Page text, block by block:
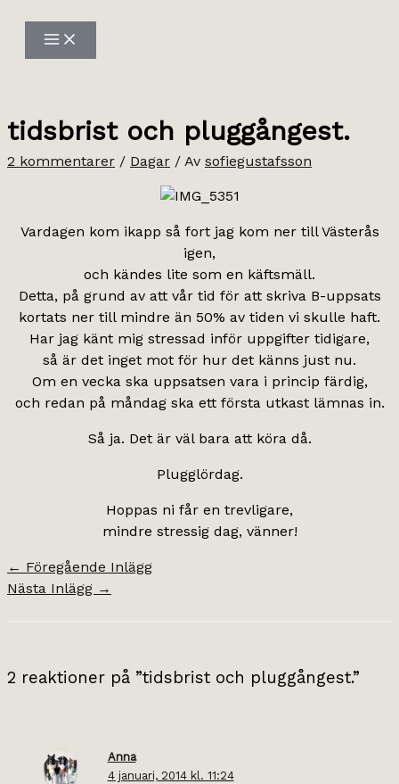
innehåll
tidsbrist och pluggångest.
2 kommentarer / Dagar / Av sofiegustafsson
Vardagen kom ikapp så fort jag kom ner till Västerås
igen,
och kändes lite som en käftsmäll.
Detta, på grund av att vår tid för att skriva B-uppsats
kortats ner till mindre än 50% av tiden vi skulle haft.
Har jag känt mig stressad inför uppgifter tidigare,
så är det inget mot för hur det känns just nu.
Om en vecka ska uppsatsen vara i princip färdig,
och redan på måndag ska ett första utkast lämnas in.
Så ja. Det är väl bara att köra då.
Plugglördag.
Hoppas ni får en trevligare,
mindre stressig dag, vänner!
← Föregående Inlägg
Nästa Inlägg →
2 reaktioner på ”tidsbrist och pluggångest.”
Anna
4 januari, 2014 kl. 11:24